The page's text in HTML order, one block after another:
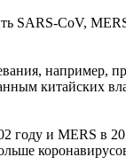
SARS-CoV,
например,
китайских
году и MERS в